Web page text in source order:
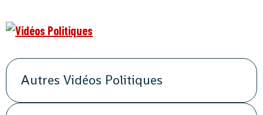
Autres Vidéos Politiques